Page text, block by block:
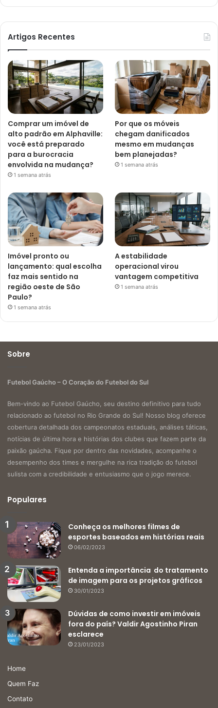
Artigos Recentes
Comprar um imóvel de
alto padrão em Alphaville:
você está preparado
para a burocracia
envolvida na mudança?
1 semana atrás
Por que os móveis
chegam danificados
mesmo em mudanças
bem planejadas?
1 semana atrás
Imóvel pronto ou
lançamento: qual escolha
faz mais sentido na
região oeste de São
Paulo?
1 semana atrás
A estabilidade
operacional virou
vantagem competitiva
1 semana atrás
Sobre
Futebol Gaúcho – O Coração do Futebol do Sul
Bem-vindo ao Futebol Gaúcho, seu destino definitivo para tudo
relacionado ao futebol no Rio Grande do Sul! Nosso blog oferece
cobertura detalhada dos campeonatos estaduais, análises táticas,
notícias de última hora e histórias dos clubes que fazem parte da
paixão gaúcha. Fique por dentro das novidades, acompanhe o
desempenho dos times e mergulhe na rica tradição do futebol
sulista com a credibilidade e entusiasmo que o jogo merece.
Populares
Conheça os melhores filmes de
esportes baseados em histórias reais
06/02/2023
Entenda a importância do tratamento
de imagem para os projetos gráficos
30/01/2023
Dúvidas de como investir em imóveis
fora do país? Valdir Agostinho Piran
esclarece
23/01/2023
Home
Quem Faz
Contato